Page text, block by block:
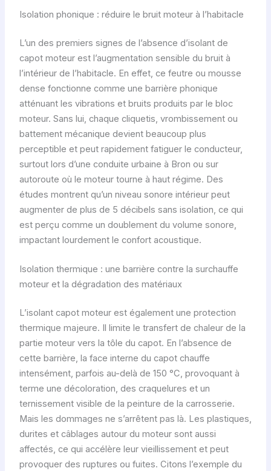
Isolation phonique : réduire le bruit moteur à l’habitacle
L’un des premiers signes de l’absence d’isolant de
capot moteur est l’augmentation sensible du bruit à
l’intérieur de l’habitacle. En effet, ce feutre ou mousse
dense fonctionne comme une barrière phonique
atténuant les vibrations et bruits produits par le bloc
moteur. Sans lui, chaque cliquetis, vrombissement ou
battement mécanique devient beaucoup plus
perceptible et peut rapidement fatiguer le conducteur,
surtout lors d’une conduite urbaine à Bron ou sur
autoroute où le moteur tourne à haut régime. Des
études montrent qu’un niveau sonore intérieur peut
augmenter de plus de 5 décibels sans isolation, ce qui
est perçu comme un doublement du volume sonore,
impactant lourdement le confort acoustique.
Isolation thermique : une barrière contre la surchauffe
moteur et la dégradation des matériaux
L’isolant capot moteur est également une protection
thermique majeure. Il limite le transfert de chaleur de la
partie moteur vers la tôle du capot. En l’absence de
cette barrière, la face interne du capot chauffe
intensément, parfois au-delà de 150 °C, provoquant à
terme une décoloration, des craquelures et un
ternissement visible de la peinture de la carrosserie.
Mais les dommages ne s’arrêtent pas là. Les plastiques,
durites et câblages autour du moteur sont aussi
affectés, ce qui accélère leur vieillissement et peut
provoquer des ruptures ou fuites. Citons l’exemple du